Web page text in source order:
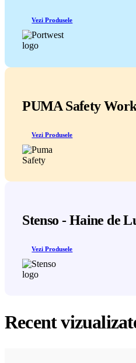
Vezi Produsele
PUMA Safety
Vezi Produsele
Stenso - Haine de
Vezi Produsele
Recent